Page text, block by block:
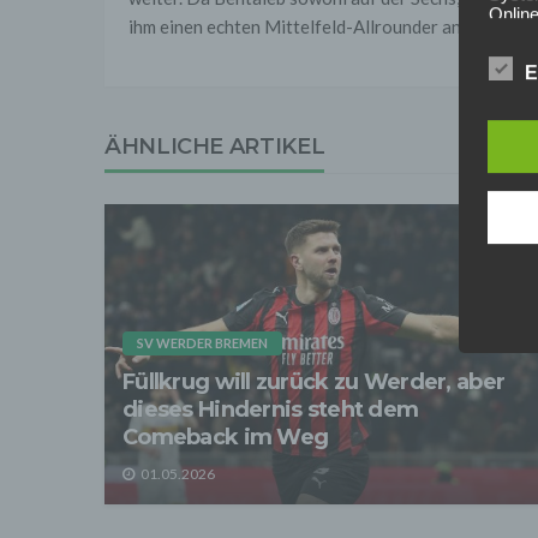
ihm einen echten Mittelfeld-Allrounder angeln. Die
ÄHNLICHE ARTIKEL
SV WERDER BREMEN
Füllkrug will zurück zu Werder, aber
dieses Hindernis steht dem
Comeback im Weg
01.05.2026
ist
Für
Der
Wir
der